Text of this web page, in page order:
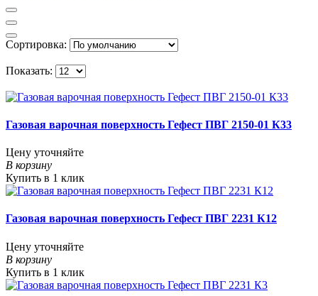
Сортировка:
Показать:
Газовая варочная поверхность Гефест ПВГ 2150-01 К33
Цену уточняйте
В корзину
Купить в 1 клик
Газовая варочная поверхность Гефест ПВГ 2231 К12
Цену уточняйте
В корзину
Купить в 1 клик